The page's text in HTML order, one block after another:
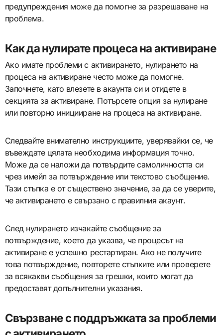
предупреждения може да помогне за разрешаване на
проблема.
Как да нулирате процеса на активиране
Ако имате проблеми с активирането, нулирането на
процеса на активиране често може да помогне.
Започнете, като влезете в акаунта си и отидете в
секцията за активиране. Потърсете опция за нулиране
или повторно иницииране на процеса на активиране.
Следвайте внимателно инструкциите, уверявайки се, че
въвеждате цялата необходима информация точно.
Може да се наложи да потвърдите самоличността си
чрез имейл за потвърждение или текстово съобщение.
Тази стъпка е от съществено значение, за да се уверите,
че активирането е свързано с правилния акаунт.
След нулирането изчакайте съобщение за
потвърждение, което да указва, че процесът на
активиране е успешно рестартиран. Ако не получите
това потвърждение, повторете стъпките или проверете
за всякакви съобщения за грешки, които могат да
предоставят допълнителни указания.
Свързване с поддръжката за проблеми